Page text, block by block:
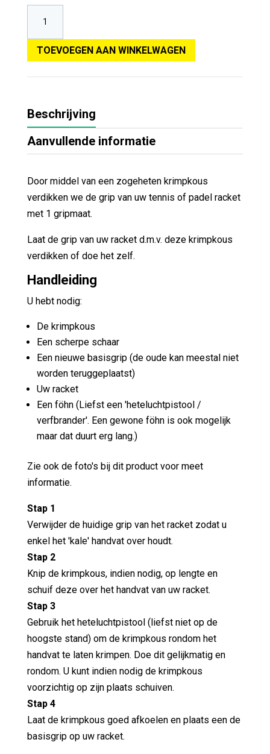
TOEVOEGEN AAN WINKELWAGEN
Beschrijving
Aanvullende informatie
Door middel van een zogeheten krimpkous
verdikken we de grip van uw tennis of padel racket
met 1 gripmaat.
Laat de grip van uw racket d.m.v. deze krimpkous
verdikken of doe het zelf.
Handleiding
U hebt nodig:
De krimpkous
Een scherpe schaar
Een nieuwe basisgrip (de oude kan meestal niet
worden teruggeplaatst)
Uw racket
Een föhn (Liefst een 'heteluchtpistool /
verfbrander'. Een gewone föhn is ook mogelijk
maar dat duurt erg lang.)
Zie ook de foto's bij dit product voor meet
informatie.
Stap 1
Verwijder de huidige grip van het racket zodat u
enkel het 'kale' handvat over houdt.
Stap 2
Knip de krimpkous, indien nodig, op lengte en
schuif deze over het handvat van uw racket.
Stap 3
Gebruik het heteluchtpistool (liefst niet op de
hoogste stand) om de krimpkous rondom het
handvat te laten krimpen. Doe dit gelijkmatig en
rondom. U kunt indien nodig de krimpkous
voorzichtig op zijn plaats schuiven.
Stap 4
Laat de krimpkous goed afkoelen en plaats een de
basisgrip op uw racket.